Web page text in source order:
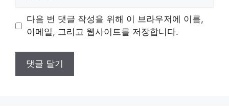
트
다음 번 댓글 작성을 위해 이 브라우저에 이름,
이메일, 그리고 웹사이트를 저장합니다.